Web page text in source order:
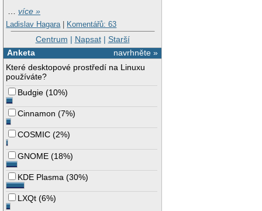
…více »
Ladislav Hagara | Komentářů: 63
Centrum | Napsat| Starší
navrhněte »
Anketa
Které desktopové prostředí na Linuxu
používáte?
Budgie (10%)
Cinnamon (7%)
COSMIC (2%)
GNOME (18%)
KDE Plasma (30%)
LXQt (6%)